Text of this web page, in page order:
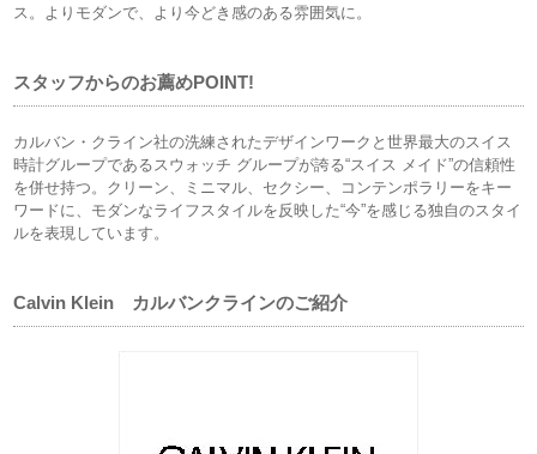
ス。よりモダンで、より今どき感のある雰囲気に。
スタッフからのお薦めPOINT!
カルバン・クライン社の洗練されたデザインワークと世界最大のスイス
時計グループであるスウォッチ グループが誇る“スイス メイド”の信頼性
を併せ持つ。クリーン、ミニマル、セクシー、コンテンポラリーをキー
ワードに、モダンなライフスタイルを反映した“今”を感じる独自のスタイ
ルを表現しています。
Calvin Klein カルバンクラインのご紹介